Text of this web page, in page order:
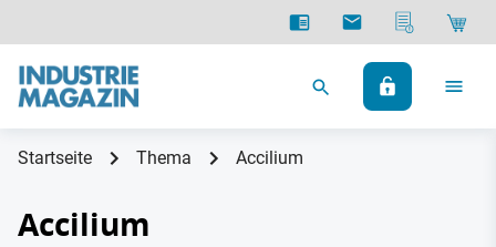
Startseite Thema Accilium
Accilium